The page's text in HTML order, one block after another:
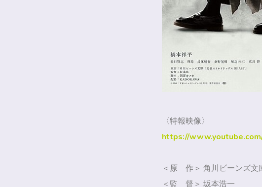
〈特報映像〉
https://
＜原 作＞ 角川ビーンズ文
＜監 督＞ 坂本浩一